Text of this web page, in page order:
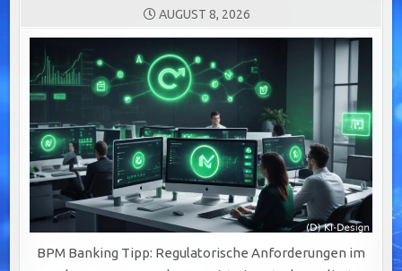
AUGUST 8, 2026
BPM Banking Tipp: Regulatorische Anforderungen im